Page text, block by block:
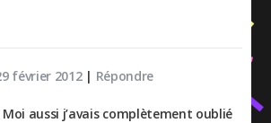
février 2012| Répondre
aussi j’avais complètement oublié